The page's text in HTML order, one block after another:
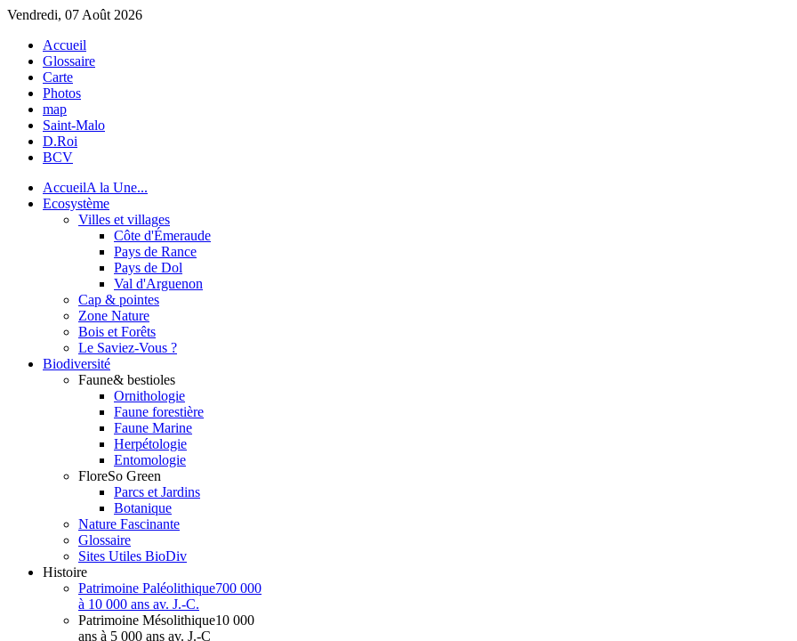
Vendredi, 07 Août 2026
Accueil
Glossaire
Carte
Photos
map
Saint-Malo
D.Roi
BCV
AccueilA la Une...
Ecosystème
Villes et villages
Côte d'Émeraude
Pays de Rance
Pays de Dol
Val d'Arguenon
Cap & pointes
Zone Nature
Bois et Forêts
Le Saviez-Vous ?
Biodiversité
Faune& bestioles
Ornithologie
Faune forestière
Faune Marine
Herpétologie
Entomologie
FloreSo Green
Parcs et Jardins
Botanique
Nature Fascinante
Glossaire
Sites Utiles BioDiv
Histoire
Patrimoine Paléolithique700 000
à 10 000 ans av. J.-C.
Patrimoine Mésolithique10 000
ans à 5 000 ans av. J.-C